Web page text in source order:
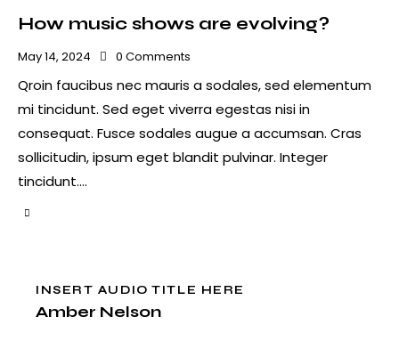
How music shows are evolving?
May 14, 2024 0 Comments
Qroin faucibus nec mauris a sodales, sed elementum
mi tincidunt. Sed eget viverra egestas nisi in
consequat. Fusce sodales augue a accumsan. Cras
sollicitudin, ipsum eget blandit pulvinar. Integer
tincidunt.…
INSERT AUDIO TITLE HERE
Amber Nelson